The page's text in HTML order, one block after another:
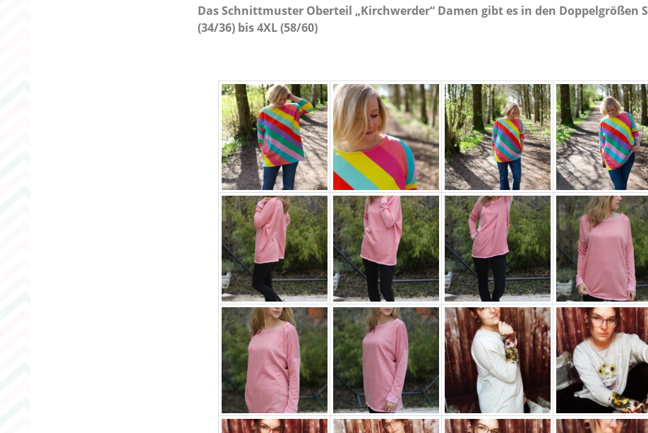
Das Schnittmuster Oberteil „Kirchwerder“ Damen gibt es in den Doppelgrößen S
(34/36) bis 4XL (58/60)